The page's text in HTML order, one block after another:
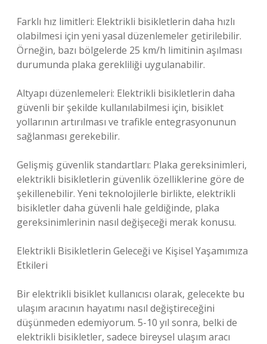
Farklı hız limitleri: Elektrikli bisikletlerin daha hızlı
olabilmesi için yeni yasal düzenlemeler getirilebilir.
Örneğin, bazı bölgelerde 25 km/h limitinin aşılması
durumunda plaka gerekliliği uygulanabilir.
Altyapı düzenlemeleri: Elektrikli bisikletlerin daha
güvenli bir şekilde kullanılabilmesi için, bisiklet
yollarının artırılması ve trafikle entegrasyonunun
sağlanması gerekebilir.
Gelişmiş güvenlik standartları: Plaka gereksinimleri,
elektrikli bisikletlerin güvenlik özelliklerine göre de
şekillenebilir. Yeni teknolojilerle birlikte, elektrikli
bisikletler daha güvenli hale geldiğinde, plaka
gereksinimlerinin nasıl değişeceği merak konusu.
Elektrikli Bisikletlerin Geleceği ve Kişisel Yaşamımıza
Etkileri
Bir elektrikli bisiklet kullanıcısı olarak, gelecekte bu
ulaşım aracının hayatımı nasıl değiştireceğini
düşünmeden edemiyorum. 5-10 yıl sonra, belki de
elektrikli bisikletler, sadece bireysel ulaşım aracı